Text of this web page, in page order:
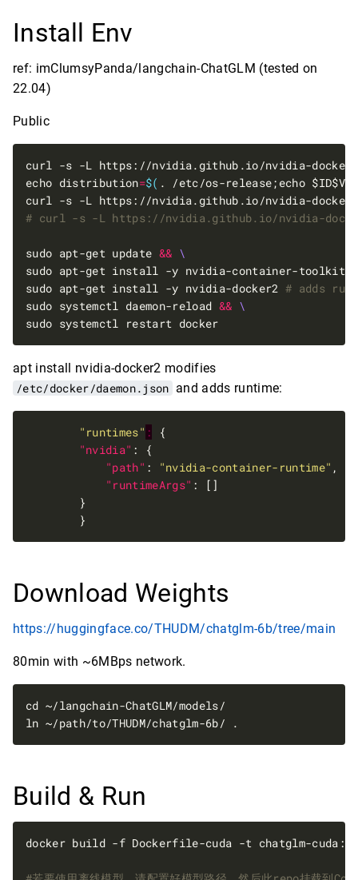
Install Env
ref: imClumsyPanda/langchain-ChatGLM (tested on
22.04)
Public
echo distribution=$( . /etc/os-release;echo
curl -s -L https://nvidia.github.io/nvidia-
# curl -s -L https://nvidia.github.io/nvidia-
sudo apt-get update &&
sudo apt-get install -y nvidia-docker2 # adds
sudo systemctl daemon-reload &&
apt install nvidia-docker2 modifies
/etc/docker/daemon.json and adds runtime:
"runtimes" :
"nvidia"
"path" : "nvidia-container-runtime"
"runtimeArgs"
Download Weights
https://huggingface.co/THUDM/chatglm-6b/tree/main
80min with ~6MBps network.
Build & Run
docker build -f Dockerfile-cuda -t chatglm-